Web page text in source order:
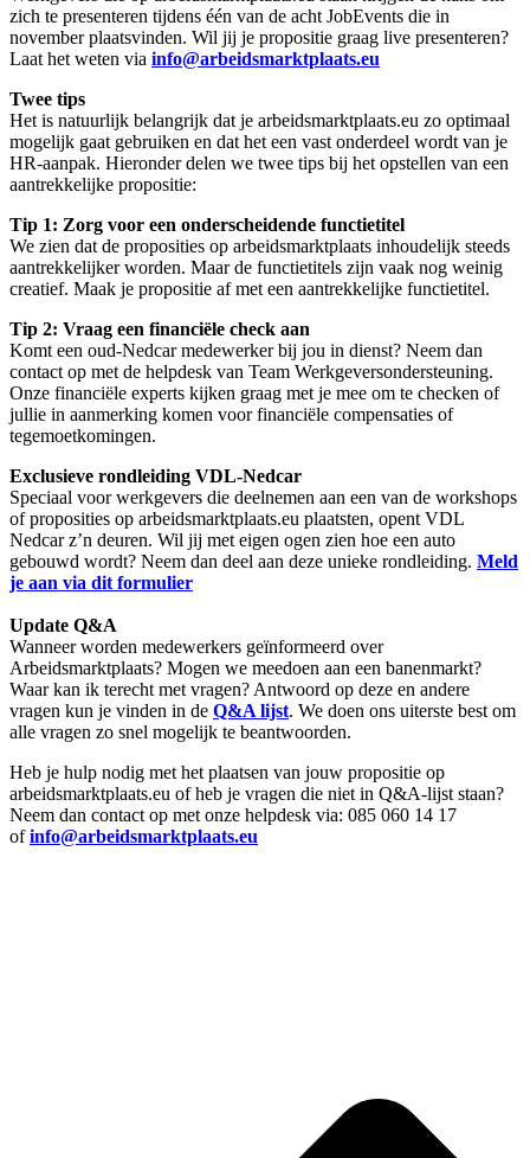
zich te presenteren tijdens één van de acht JobEvents die in
november plaatsvinden. Wil jij je propositie graag live presenteren?
Laat het weten via info@arbeidsmarktplaats.eu
Twee tips
Het is natuurlijk belangrijk dat je arbeidsmarktplaats.eu zo optimaal
mogelijk gaat gebruiken en dat het een vast onderdeel wordt van je
HR-aanpak. Hieronder delen we twee tips bij het opstellen van een
aantrekkelijke propositie:
Tip 1: Zorg voor een onderscheidende functietitel
We zien dat de proposities op arbeidsmarktplaats inhoudelijk steeds
aantrekkelijker worden. Maar de functietitels zijn vaak nog weinig
creatief. Maak je propositie af met een aantrekkelijke functietitel.
Tip 2: Vraag een financiële check aan
Komt een oud-Nedcar medewerker bij jou in dienst? Neem dan
contact op met de helpdesk van Team Werkgeversondersteuning.
Onze financiële experts kijken graag met je mee om te checken of
jullie in aanmerking komen voor financiële compensaties of
tegemoetkomingen.
Exclusieve rondleiding VDL-Nedcar
Speciaal voor werkgevers die deelnemen aan een van de workshops
of proposities op arbeidsmarktplaats.eu plaatsten, opent VDL
Nedcar z’n deuren. Wil jij met eigen ogen zien hoe een auto
gebouwd wordt? Neem dan deel aan deze unieke rondleiding. Meld
je aan via dit formulier
Update Q&A
Wanneer worden medewerkers geïnformeerd over
Arbeidsmarktplaats? Mogen we meedoen aan een banenmarkt?
Waar kan ik terecht met vragen? Antwoord op deze en andere
vragen kun je vinden in de Q&A lijst. We doen ons uiterste best om
alle vragen zo snel mogelijk te beantwoorden.
Heb je hulp nodig met het plaatsen van jouw propositie op
arbeidsmarktplaats.eu of heb je vragen die niet in Q&A-lijst staan?
Neem dan contact op met onze helpdesk via: 085 060 14 17
of info@arbeidsmarktplaats.eu